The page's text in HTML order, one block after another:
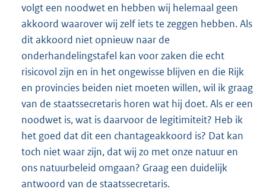
volgt een noodwet en hebben wij helemaal geen
akkoord waarover wij zelf iets te zeggen hebben. Als
dit akkoord niet opnieuw naar de
onderhandelingstafel kan voor zaken die echt
risicovol zijn en in het ongewisse blijven en die Rijk
en provincies beiden niet moeten willen, wil ik graag
van de staatssecretaris horen wat hij doet. Als er een
noodwet is, wat is daarvoor de legitimiteit? Heb ik
het goed dat dit een chantageakkoord is? Dat kan
toch niet waar zijn, dat wij zo met onze natuur en
ons natuurbeleid omgaan? Graag een duidelijk
antwoord van de staatssecretaris.